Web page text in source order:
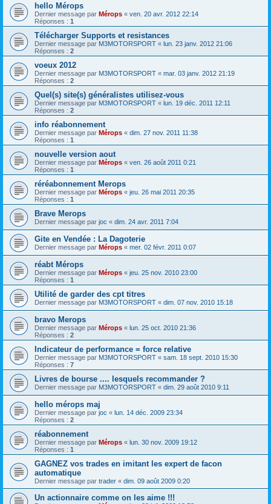
hello Mérops
Dernier message par Mérops « ven. 20 avr. 2012 22:14
Réponses : 1
Télécharger Supports et resistances
Dernier message par M3MOTORSPORT « lun. 23 janv. 2012 21:06
Réponses : 2
voeux 2012
Dernier message par M3MOTORSPORT « mar. 03 janv. 2012 21:19
Réponses : 2
Quel(s) site(s) généralistes utilisez-vous
Dernier message par M3MOTORSPORT « lun. 19 déc. 2011 12:11
Réponses : 2
info réabonnement
Dernier message par Mérops « dim. 27 nov. 2011 11:38
Réponses : 1
nouvelle version aout
Dernier message par Mérops « ven. 26 août 2011 0:21
Réponses : 1
réréabonnement Merops
Dernier message par Mérops « jeu. 26 mai 2011 20:35
Réponses : 1
Brave Merops
Dernier message par joc « dim. 24 avr. 2011 7:04
Gite en Vendée : La Dagoterie
Dernier message par Mérops « mer. 02 févr. 2011 0:07
réabt Mérops
Dernier message par Mérops « jeu. 25 nov. 2010 23:00
Réponses : 1
Utilité de garder des cpt titres
Dernier message par M3MOTORSPORT « dim. 07 nov. 2010 15:18
bravo Merops
Dernier message par Mérops « lun. 25 oct. 2010 21:36
Réponses : 2
Indicateur de performance = force relative
Dernier message par M3MOTORSPORT « sam. 18 sept. 2010 15:30
Réponses : 7
Livres de bourse .... lesquels recommander ?
Dernier message par M3MOTORSPORT « dim. 29 août 2010 9:11
hello mérops maj
Dernier message par joc « lun. 14 déc. 2009 23:34
Réponses : 2
réabonnement
Dernier message par Mérops « lun. 30 nov. 2009 19:12
Réponses : 1
GAGNEZ vos trades en imitant les expert de facon
automatique
Dernier message par trader « dim. 09 août 2009 0:20
Un actionnaire comme on les aime !!!